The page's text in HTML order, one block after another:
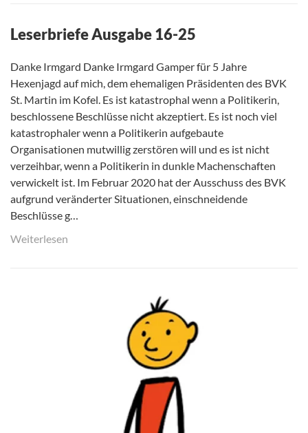
Leserbriefe Ausgabe 16-25
Danke Irmgard Danke Irmgard Gamper für 5 Jahre
Hexenjagd auf mich, dem ehemaligen Präsidenten des BVK
St. Martin im Kofel. Es ist katastrophal wenn a Politikerin,
beschlossene Beschlüsse nicht akzeptiert. Es ist noch viel
katastrophaler wenn a Politikerin aufgebaute
Organisationen mutwillig zerstören will und es ist nicht
verzeihbar, wenn a Politikerin in dunkle Machenschaften
verwickelt ist. Im Februar 2020 hat der Ausschuss des BVK
aufgrund veränderter Situationen, einschneidende
Beschlüsse g…
Weiterlesen